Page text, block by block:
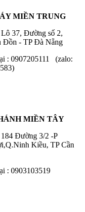
MIỀN TRUNG
37, Đường số 2,
Đồn - TP Đà Nẵng
: 0907205111 (zalo:
MIỀN TÂY
Đường 3/2 -P
Kiều, TP Cần
: 0903103519